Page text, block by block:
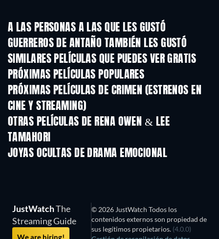
A LAS PERSONAS A LAS QUE LES GUSTÓ
GUERREROS DE ANTAÑO TAMBIÉN LES GUSTÓ
SIMILARES PELÍCULAS QUE PUEDES VER GRATIS
PRÓXIMAS PELÍCULAS POPULARES
PRÓXIMAS PELÍCULAS DE CRIMEN (ESTRENOS EN
CINE Y STREAMING)
OTRAS PELÍCULAS DE RENA OWEN & LEE
TAMAHORI
JOYAS OCULTAS DE DRAMA EMOCIONAL
JustWatchThe
Streaming Guide
We are hiring!
© 2026 JustWatch Todos los
contenidos externos son propiedad de
sus legítimos propietarios. (4.0.0)